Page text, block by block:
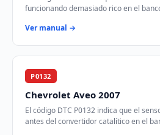
funcionando demasiado rico en el
Ver manual →
P0132
Chevrolet Aveo 2007
El código DTC P0132 indica que el
antes del convertidor catalítico en el